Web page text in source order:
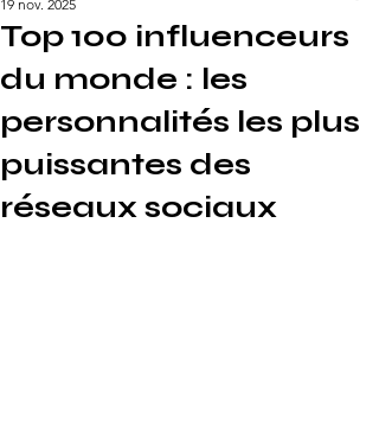
Top 100 influenceurs
du monde : les
personnalités les plus
puissantes des
réseaux sociaux
19 nov. 2025